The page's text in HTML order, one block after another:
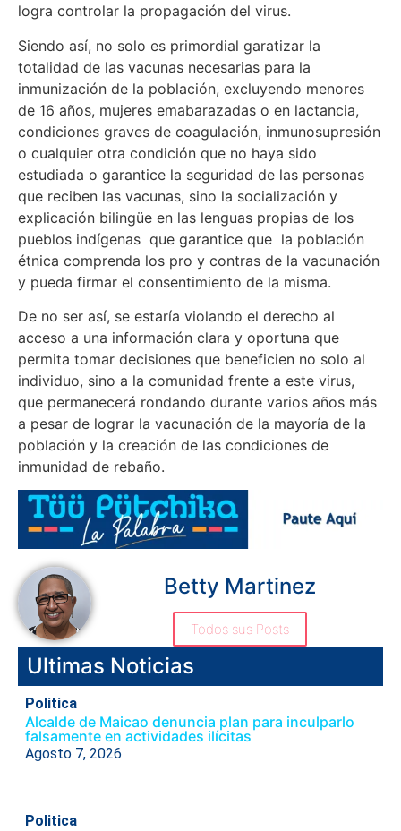
logra controlar la propagación del virus.
Siendo así, no solo es primordial garatizar la
totalidad de las vacunas necesarias para la
inmunización de la población, excluyendo menores
de 16 años, mujeres emabarazadas o en lactancia,
condiciones graves de coagulación, inmunosupresión
o cualquier otra condición que no haya sido
estudiada o garantice la seguridad de las personas
que reciben las vacunas, sino la socialización y
explicación bilingüe en las lenguas propias de los
pueblos indígenas que garantice que la población
étnica comprenda los pro y contras de la vacunación
y pueda firmar el consentimiento de la misma.
De no ser así, se estaría violando el derecho al
acceso a una información clara y oportuna que
permita tomar decisiones que beneficien no solo al
individuo, sino a la comunidad frente a este virus,
que permanecerá rondando durante varios años más
a pesar de lograr la vacunación de la mayoría de la
población y la creación de las condiciones de
inmunidad de rebaño.
Betty Martinez
Todos sus Posts
Ultimas Noticias
Politica
Alcalde de Maicao denuncia plan para inculparlo
falsamente en actividades ilícitas
Agosto 7, 2026
Politica